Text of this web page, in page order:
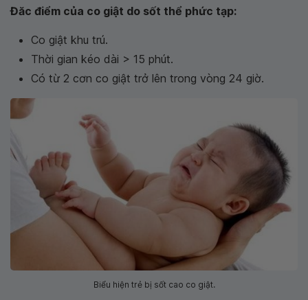
Đăc điểm của co giật do sốt thể phức tạp:
Co giật khu trú.
Thời gian kéo dài > 15 phút.
Có từ 2 cơn co giật trở lên trong vòng 24 giờ.
Biểu hiện trẻ bị sốt cao co giật.